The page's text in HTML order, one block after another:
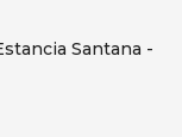
Santana -